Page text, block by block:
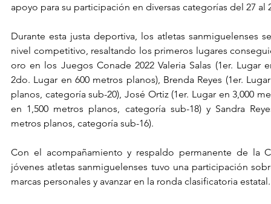
apoyo para su participación en diversas categorías del 27 al
Durante esta justa deportiva, los atletas sanmiguelenses
nivel competitivo, resaltando los primeros lugares
oro en los Juegos Conade 2022 Valeria Salas (1er. Lugar
2do. Lugar en 600 metros planos), Brenda Reyes (1er.
planos, categoría sub-20), José Ortiz (1er. Lugar en 3,000
en 1,500 metros planos, categoría sub-18) y Sandra
metros planos, categoría sub-16).
Con el acompañamiento y respaldo permanente de la
jóvenes atletas sanmiguelenses tuvo una participación
marcas personales y avanzar en la ronda clasificatoria estatal.